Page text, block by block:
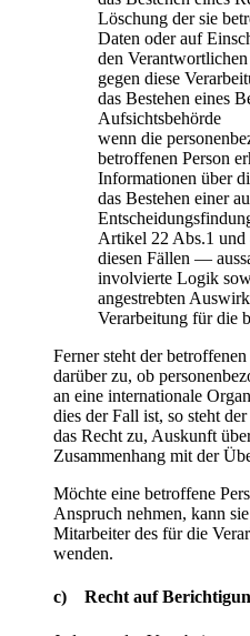
Löschung der sie
Daten oder auf
den
gegen diese
das Bestehen eines
Aufsichtsbehörde
wenn die
betroffenen Person
Informationen über
das Bestehen einer
Artikel 22 Abs.1
diesen Fällen —
involvierte Logik
angestrebten
Verarbeitung für die
Ferner steht der
darüber zu, ob
an eine internationale
dies der Fall ist, so steht
das Recht zu, Auskunft
Zusammenhang mit der
Möchte eine betroffene
Anspruch nehmen, kann
Mitarbeiter des für die
wenden.
c) Recht auf